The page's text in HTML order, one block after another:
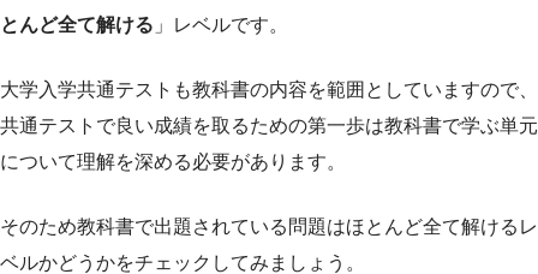
とんど全て解ける 」レベルです。
大学入学共通テストも教科書の内容を範囲としていますので、
共通テストで良い成績を取るための第一歩は教科書で学ぶ単元
について理解を深める必要があります。
そのため教科書で出題されている問題はほとんど全て解けるレ
ベルかどうかをチェックしてみましょう。